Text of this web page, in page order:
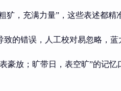
犷，充满力量”，这些表述都精
致的错误，人工校对易忽略，
豪放；旷带日，表空旷”的记忆